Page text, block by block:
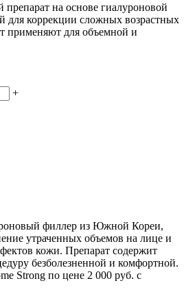
препарат на основе гиалуроновой
для коррекции сложных возрастных
применяют для объемной и
+
филлер из Южной Кореи,
утраченных объемов на лице и
кожи. Препарат содержит
безболезненной и комфортной.
Strong по цене 2 000 руб. с